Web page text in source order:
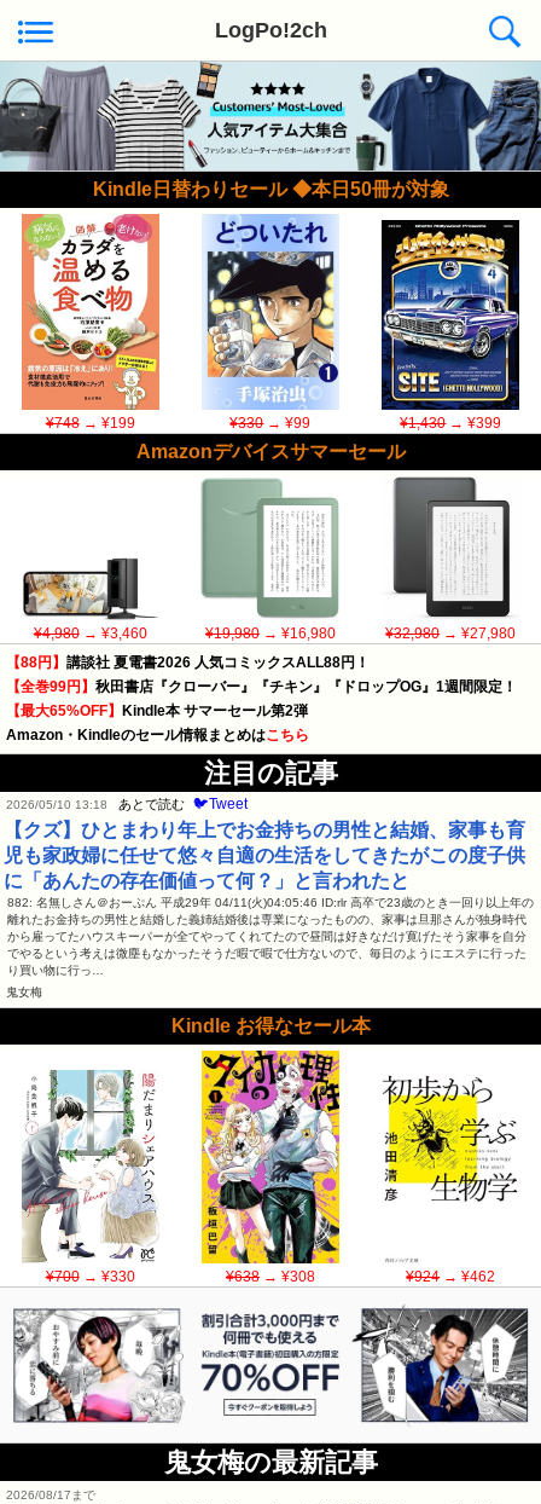
LogPo!2ch
Kindle日替わりセール ◆本日50冊が対象
¥748→ ¥199 ¥330→ ¥99 ¥1,430→ ¥399
Amazonデバイスサマーセール
¥4,980→ ¥3,460 ¥19,980→ ¥16,980 ¥32,980→ ¥27,980
【88円】 講談社 夏電書2026 人気コミックスALL88円！
【全巻99円】 秋田書店『クローバー』『チキン』『ドロップOG』1週間限定！
【最大65%OFF】
Kindle本 サマーセール第2弾
Amazon・Kindleのセール情報まとめはこちら
注目の記事
2026/05/10 13:18 あとで読む 🐦Tweet
【クズ】ひとまわり年上でお金持ちの男性と結婚、家事も育
児も家政婦に任せて悠々自適の生活をしてきたがこの度子供
に「あんたの存在価値って何？」と言われたと
882: 名無しさん＠おーぷん 平成29年 04/11(火)04:05:46 ID:rlr 高卒で23歳のとき一回り以上年の
離れたお金持ちの男性と結婚した義姉結婚後は専業になったものの、家事は旦那さんが独身時代
から雇ってたハウスキーパーが全てやってくれてたので昼間は好きなだけ寛げたそう家事を自分
でやるという考えは微塵もなかったそうだ暇で暇で仕方ないので、毎日のようにエステに行った
り買い物に行っ…
鬼女梅
Kindle お得なセール本
¥700→ ¥330 ¥638→ ¥308 ¥924→ ¥462
鬼女梅の最新記事
2026/08/17まで